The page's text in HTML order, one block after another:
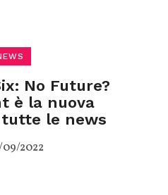
No Future?
è la nuova
tutte le news
09/2022